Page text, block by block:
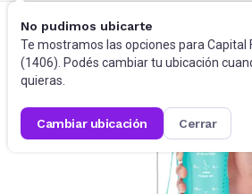
No pudimos ubicarte
Te mostramos las opciones para Capital
(1406). Podés cambiar tu ubicación
quieras.
cambiar ubicación cerrar
Funcional, pilates y yoga